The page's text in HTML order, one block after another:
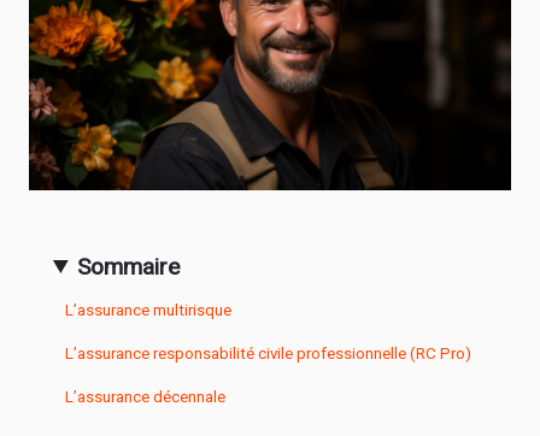
Sommaire
L’assurance multirisque
L’assurance responsabilité civile professionnelle (RC Pro)
L’assurance décennale